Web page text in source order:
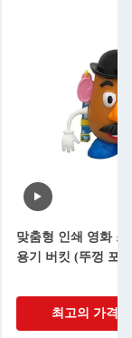
맞춤형 인쇄 영화
용기 버킷 (뚜껑 포
최고의 가격